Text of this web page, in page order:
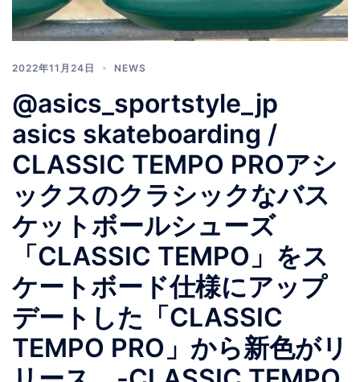
2022年11月24日 NEWS
@asics_sportstyle_jp
asics skateboarding /
CLASSIC TEMPO PROアシ
ックスのクラシックなバス
ケットボールシューズ
「CLASSIC TEMPO」をス
ケートボード仕様にアップ
デートした「CLASSIC
TEMPO PRO」から新色がリ